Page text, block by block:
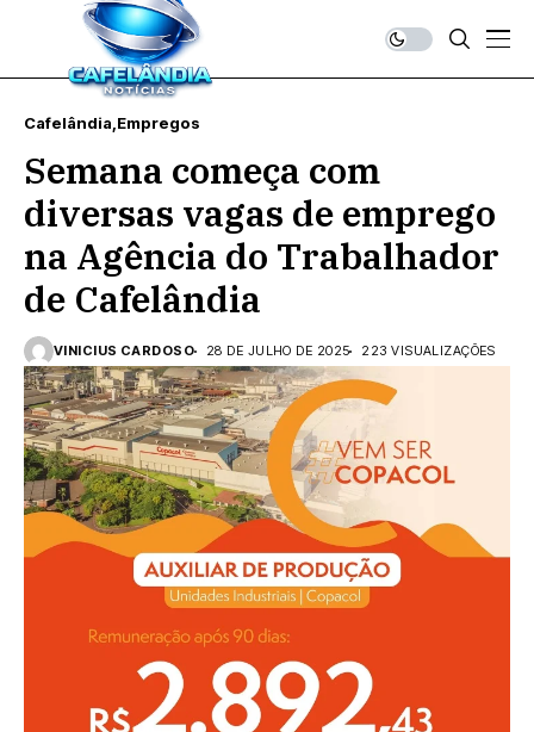
Cafelândia Empregos
Semana começa com
diversas vagas de emprego
na Agência do Trabalhador
de Cafelândia
VINICIUS CARDOSO 28 DE JULHO DE 2025 223 VISUALIZAÇÕES